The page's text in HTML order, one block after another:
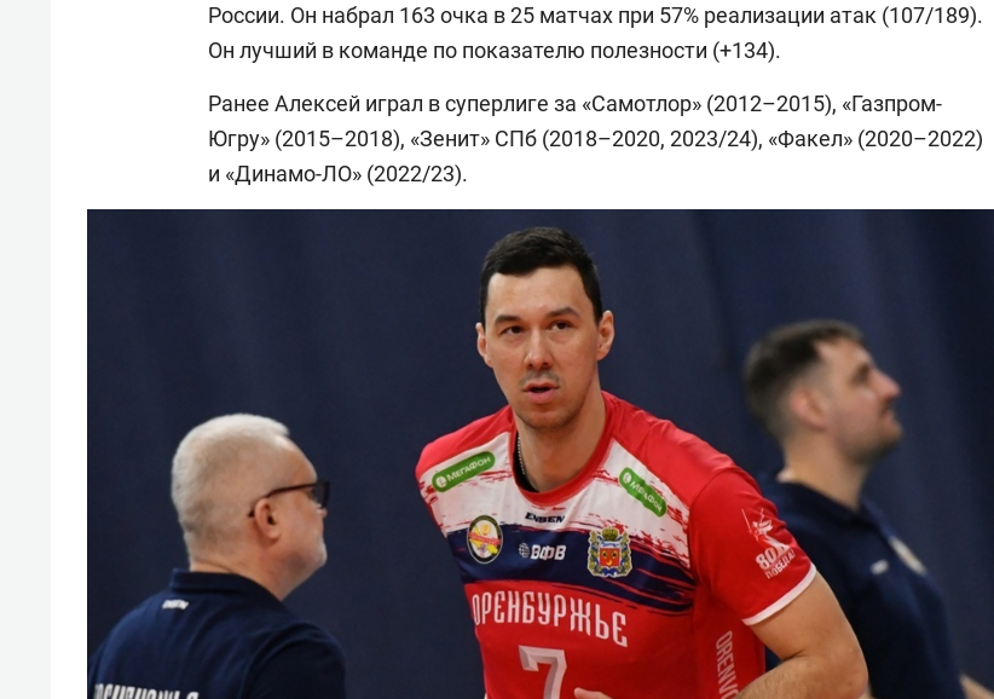
России. Он набрал 163 очка в 25 матчах при 57% реализации атак (107/189).
Он лучший в команде по показателю полезности (+134).
Ранее Алексей играл в суперлиге за «Самотлор» (2012–2015), «Газпром-
Югру» (2015–2018), «Зенит» СПб (2018–2020, 2023/24), «Факел» (2020–2022)
и «Динамо-ЛО» (2022/23).